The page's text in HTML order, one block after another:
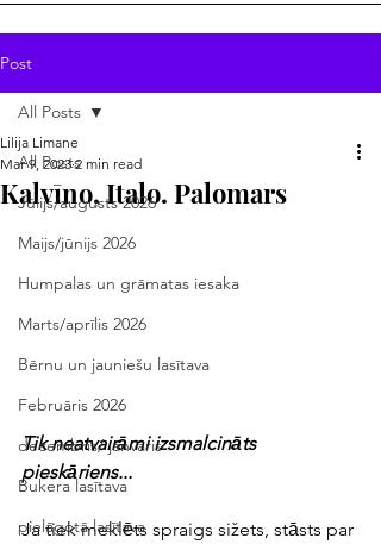
Post
All Posts
Jūlijs/augusts 2026
Maijs/jūnijs 2026
Humpalas un grāmatas iesaka
Marts/aprīlis 2026
Bērnu un jauniešu lasītava
Februāris 2026
decembris/ janvāris
Bukera lasītava
pielāgotā lasītava
All Posts
Kalvīno, Italo. Palomars
Lilija Limane
Mar 9, 2023 2 min read
Tik neatvairāmi izsmalcināts
pieskāriens...
Ja tiek meklēts spraigs sižets, stāsts par